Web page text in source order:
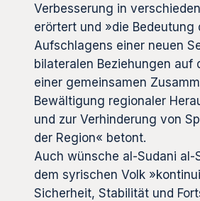
Verbesserung in
erörtert und »die Bedeutung
Aufschlagens einer neuen
bilateralen Beziehungen auf
einer gemeinsamen
Bewältigung regionaler
und zur Verhinderung von
der Region« betont.
Auch wünsche al-Sudani al-
dem syrischen Volk
Sicherheit, Stabilität und